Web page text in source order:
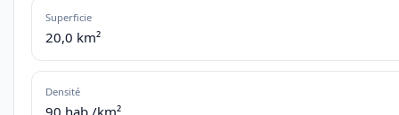
Superficie
20,0 km²
Densité
90 hab./km²